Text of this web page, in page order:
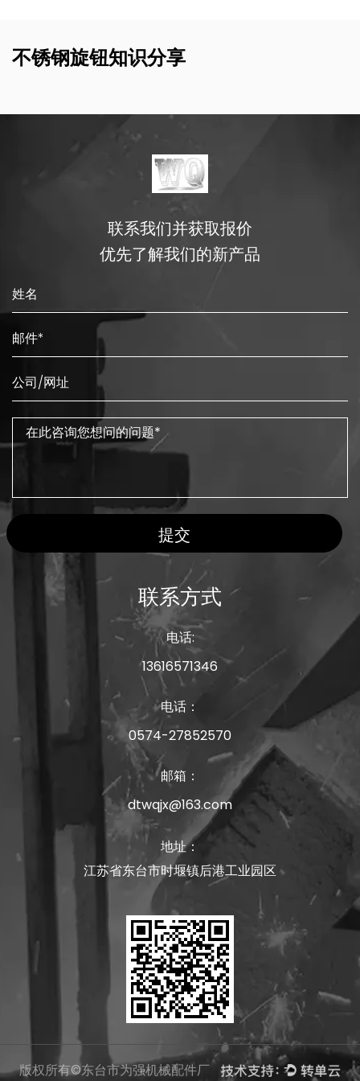
不锈钢旋钮知识分享
联系我们并获取报价
优先了解我们的新产品
提交
联系方式
电话:
13616571346
电话：
0574-27852570
邮箱：
dtwqjx@163.com
地址：
江苏省东台市时堰镇后港工业园区
版权所有©东台市为强机械配件厂